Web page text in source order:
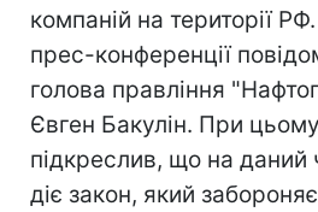
компаній на території
прес-конференції
голова правління
Євген Бакулін. При
підкреслив, що на даний
діє закон, який